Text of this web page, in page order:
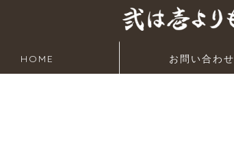
HOME お問い合わせ